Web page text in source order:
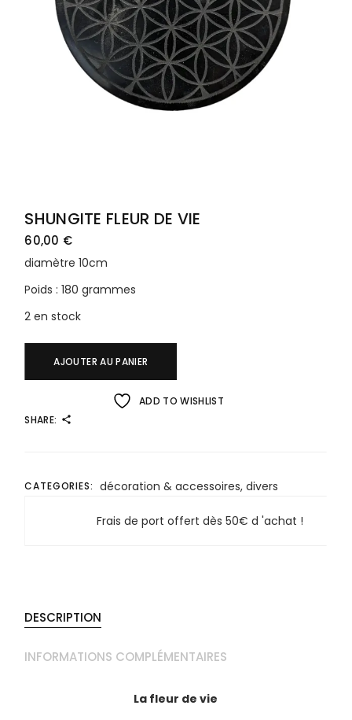
SHUNGITE FLEUR DE VIE
60,00 €
diamètre 10cm
Poids : 180 grammes
2 en stock
AJOUTER AU PANIER
ADD TO WISHLIST
SHARE:
CATEGORIES: décoration & accessoires, divers
Frais de port offert dès 50€ d 'achat !
DESCRIPTION
INFORMATIONS COMPLÉMENTAIRES
La fleur de vie